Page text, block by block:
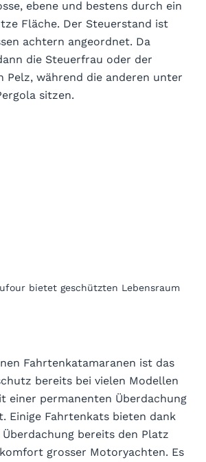
ebene und bestens durch ein
Fläche. Der Steuerstand ist
achtern angeordnet. Da
die Steuerfrau oder der
Pelz, während die anderen unter
sitzen.
bietet geschützten Lebensraum
Fahrtenkatamaranen ist das
bereits bei vielen Modellen
einer permanenten Überdachung
Einige Fahrtenkats bieten dank
bereits den Platz
grosser Motoryachten. Es